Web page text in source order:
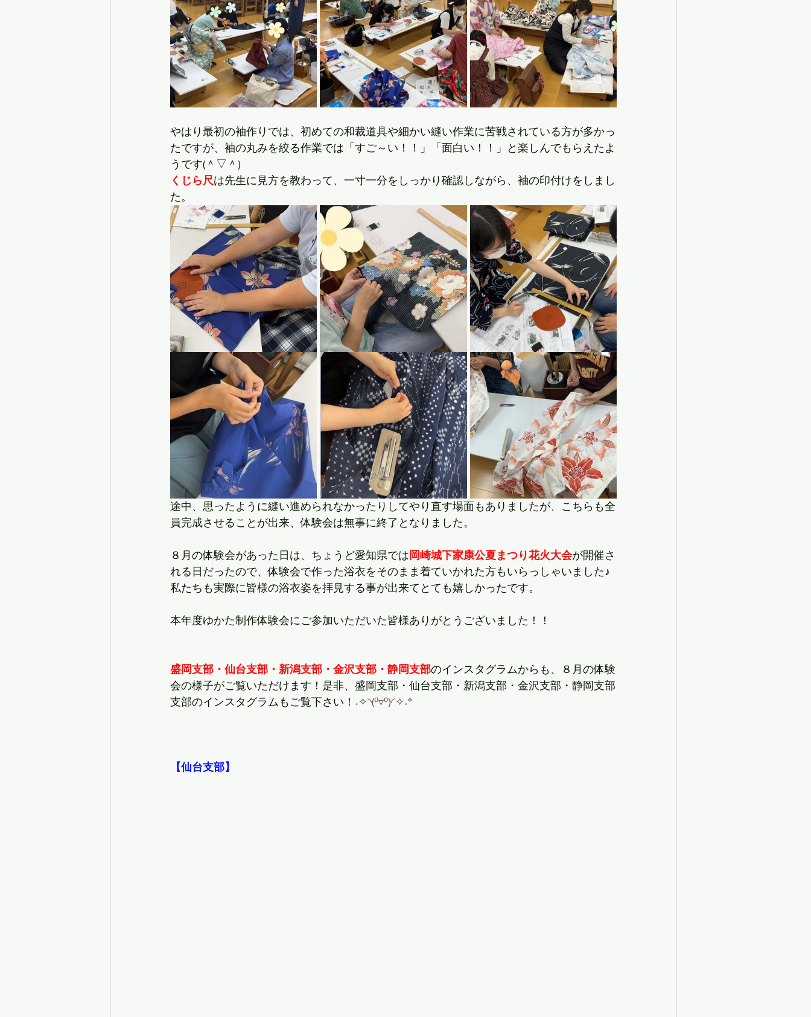
やはり最初の袖作りでは、初めての和裁道具や細かい縫い作業に苦戦されている方が多かっ
たですが、袖の丸みを絞る作業では「すご～い！！」「面白い！！」と楽しんでもらえたよ
うです(＾▽＾)
くじら尺は先生に見方を教わって、一寸一分をしっかり確認しながら、袖の印付けをしまし
た。
途中、思ったように縫い進められなかったりしてやり直す場面もありましたが、こちらも全
員完成させることが出来、体験会は無事に終了となりました。
８月の体験会があった日は、ちょうど愛知県では 岡崎城下家康公夏まつり花火大会が開催さ
れる日だったので、体験会で作った浴衣をそのまま着ていかれた方もいらっしゃいました♪
私たちも実際に皆様の浴衣姿を拝見する事が出来てとても嬉しかったです。
本年度ゆかた制作体験会にご参加いただいた皆様ありがとうございました！！
盛岡支部・仙台支部・新潟支部・金沢支部・静岡支部のインスタグラムからも、８月の体験
会の様子がご覧いただけます！是非、 盛岡支部・仙台支部・新潟支部・金沢支部・静岡支部
支部のインスタグラムもご覧下さい！ ˖✧◝(⁰▿⁰)◜✧˖°
【仙台支部】